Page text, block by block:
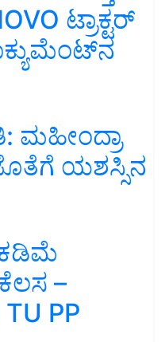
ಟ್ರಾಕ್ಟರ್
ಮಹೀಂದ್ರಾ
ಯಶಸ್ಸಿನ
–
PP